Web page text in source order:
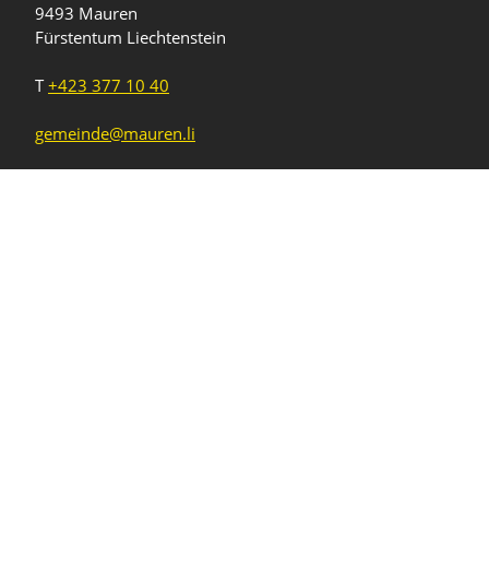
9493 Mauren
Fürstentum Liechtenstein
T+423 377 10 40
gemeinde@mauren.li